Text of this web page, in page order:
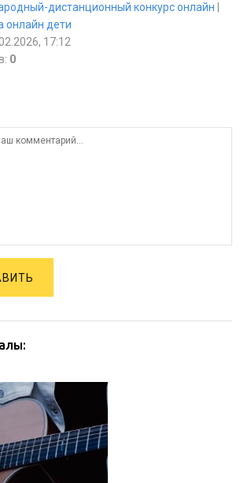
дистанционный конкурс онлайн
онлайн дети
17:12
: 0